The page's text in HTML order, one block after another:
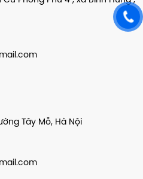
Tây Mỗ, Hà Nội